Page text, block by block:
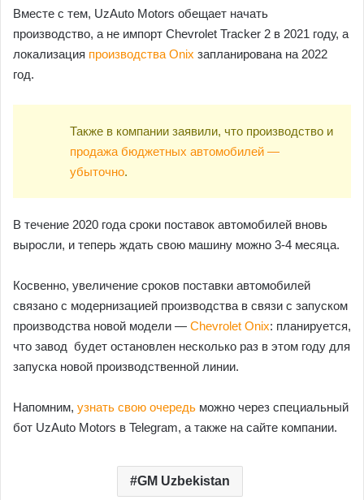
Вместе с тем, UzAuto Motors обещает начать
производство, а не импорт Chevrolet Tracker 2 в 2021 году, а
локализация производства Onix запланирована на 2022
год.
Также в компании заявили, что производство и
продажа бюджетных автомобилей —
убыточно.
В течение 2020 года сроки поставок автомобилей вновь
выросли, и теперь ждать свою машину можно 3-4 месяца.
Косвенно, увеличение сроков поставки автомобилей
связано с модернизацией производства в связи с запуском
производства новой модели — Chevrolet Onix: планируется,
что завод будет остановлен несколько раз в этом году для
запуска новой производственной линии.
Напомним, узнать свою очередь можно через специальный
бот UzAuto Motors в Telegram, а также на сайте компании.
GM Uzbekistan